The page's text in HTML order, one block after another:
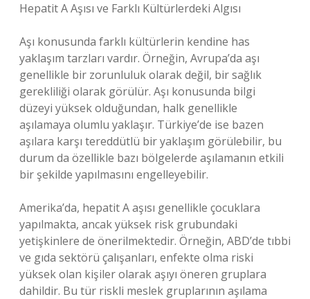
Hepatit A Aşısı ve Farklı Kültürlerdeki Algısı
Aşı konusunda farklı kültürlerin kendine has
yaklaşım tarzları vardır. Örneğin, Avrupa’da aşı
genellikle bir zorunluluk olarak değil, bir sağlık
gerekliliği olarak görülür. Aşı konusunda bilgi
düzeyi yüksek olduğundan, halk genellikle
aşılamaya olumlu yaklaşır. Türkiye’de ise bazen
aşılara karşı tereddütlü bir yaklaşım görülebilir, bu
durum da özellikle bazı bölgelerde aşılamanın etkili
bir şekilde yapılmasını engelleyebilir.
Amerika’da, hepatit A aşısı genellikle çocuklara
yapılmakta, ancak yüksek risk grubundaki
yetişkinlere de önerilmektedir. Örneğin, ABD’de tıbbi
ve gıda sektörü çalışanları, enfekte olma riski
yüksek olan kişiler olarak aşıyı öneren gruplara
dahildir. Bu tür riskli meslek gruplarının aşılama